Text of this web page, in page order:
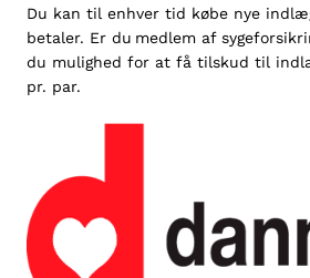
Du kan til enhver tid købe nye
betaler. Er du medlem af
du mulighed for at få tilskud til
pr. par.